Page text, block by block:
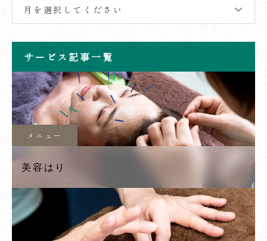
月を選択してください
サービス記事一覧
メニュー
美容はり